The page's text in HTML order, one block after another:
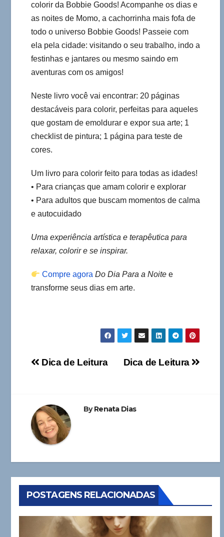
colorir da Bobbie Goods! Acompanhe os dias e
as noites de Momo, a cachorrinha mais fofa de
todo o universo Bobbie Goods! Passeie com
ela pela cidade: visitando o seu trabalho, indo a
festinhas e jantares ou mesmo saindo em
aventuras com os amigos!
Neste livro você vai encontrar: 20 páginas
destacáveis para colorir, perfeitas para aqueles
que gostam de emoldurar e expor sua arte; 1
checklist de pintura; 1 página para teste de
cores.
Um livro para colorir feito para todas as idades!
• Para crianças que amam colorir e explorar
• Para adultos que buscam momentos de calma
e autocuidado
Uma experiência artística e terapêutica para
relaxar, colorir e se inspirar.
Compre agora Do Dia Para a Noite e
transforme seus dias em arte.
Navegação
Post
Dica de Leitura
Dica de Leitura
ByRenata Dias
POSTAGENS RELACIONADAS